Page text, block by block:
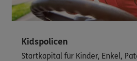
Kidspolicen
Startkapital für Kinder, Enkel,